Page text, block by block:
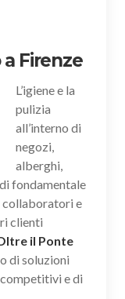
Firenze
L’igiene e la
pulizia
all’interno di
negozi,
alberghi,
fondamentale
collaboratori e
clienti
il Ponte
di soluzioni
e di